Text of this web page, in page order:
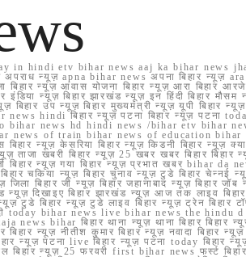
hindi etv bihar news aaj ka bihar news
अपराध न्यूज़ apna bihar news अपना बिहार न्यूज़
न्यूज़ आवास योजना बिहार न्यूज़ आरा बिहार
न्यूज़ बिहार झारखंड न्यूज़ इन हिंदी बिहार मौसम
उप न्यूज़ बिहार मुख्यमंत्री न्यूज़ यूपी बिहार न्यूज़
hindi बिहार न्यूज़ पटना बिहार न्यूज़ पटना
bihar news hd hindi news /bihar etv bihar
news of train bihar news of education
न्यूज़ केसरिया बिहार न्यूज़ किडनी बिहार न्यूज़
खबरी बिहार न्यूज़ 25 खबर खबर बिहार बिहार
बिहार न्यूज़ गया बिहार न्यूज़ प्रभात खबर bihar
चकिया न्यूज़ बिहार चुनाव न्यूज़ टुडे बिहार
बिहार जी न्यूज़ बिहार जहानाबाद न्यूज़ बिहार जॉब
न्यूज़ दिखाइए बिहार झारखंड न्यूज़ आज तक लाइव
बिहार न्यूज़ टुडे लाइव बिहार न्यूज़ ट्रेन बिहार
today bihar news live bihar news the hindu
news bihar बिहार थाना न्यूज़ थाना बिहार बिहार
न्यूज़ नीतीश कुमार बिहार न्यूज़ नवादा बिहार
न्यूज़ पटना live बिहार न्यूज़ पटना today बिहार
न्यूज़ 25 फरवरी first bihar news फर्स्ट